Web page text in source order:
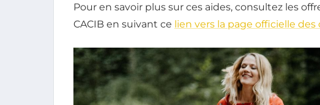
Pour en savoir plus sur ces aides, consultez les
CACIB en suivant ce lien vers la page officielle des